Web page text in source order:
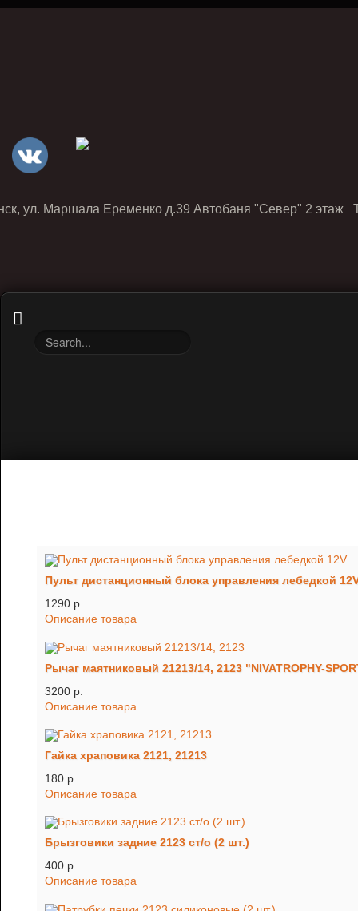
ул. Маршала Еременко д.39 Автобаня "Север" 2 этаж
Пульт дистанционный блока управления лебедкой
1290 p.
Описание товара
Рычаг маятниковый 21213/14, 2123 "NIVATROPHY-
3200 p.
Описание товара
Гайка храповика 2121, 21213
180 p.
Описание товара
Брызговики задние 2123 ст/о (2 шт.)
400 p.
Описание товара